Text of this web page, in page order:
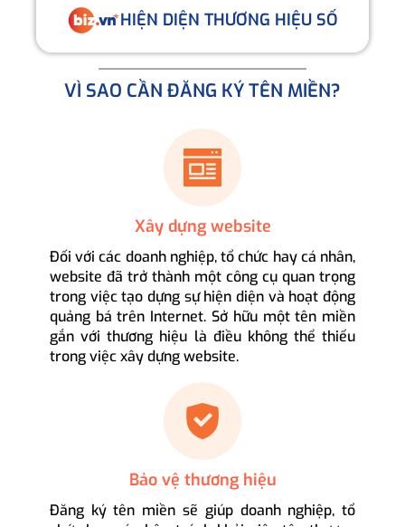
HIỆN DIỆN THƯƠNG HIỆU SỐ
VÌ SAO CẦN ĐĂNG KÝ TÊN MIỀN?
Xây dựng website
Đối với các doanh nghiệp, tổ chức hay cá nhân,
website đã trở thành một công cụ quan trọng
trong việc tạo dựng sự hiện diện và hoạt động
quảng bá trên Internet. Sở hữu một tên miền
gắn với thương hiệu là điều không thể thiếu
trong việc xây dựng website.
Bảo vệ thương hiệu
Đăng ký tên miền sẽ giúp doanh nghiệp, tổ